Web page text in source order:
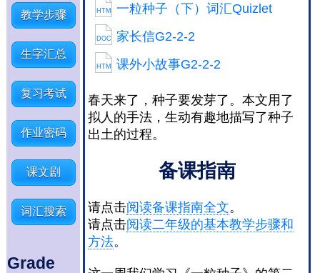
教学步骤
生字汇总
复习考试
作业密码
课文剧
词汇搜索
Grade
HTM 一粒种子（下）词汇Quizlet
DOC 家长信G2-2-2
HTM 课外小故事G2-2-2
春天来了，种子要发芽了。本文用了
拟人的手法，生动有趣地描写了种子
出土的过程。
备课指南
请点击阅读备课指南全文。
请点击阅读二年级的基本教学步骤和
方法。